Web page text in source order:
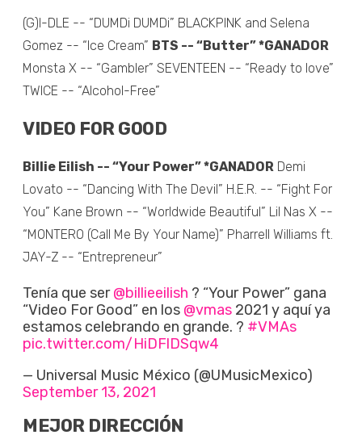
(G)I-DLE -- “DUMDi DUMDi” BLACKPINK and Selena
Gomez -- “Ice Cream” BTS -- “Butter” *GANADOR
Monsta X -- “Gambler” SEVENTEEN -- “Ready to love”
TWICE -- “Alcohol-Free”
VIDEO FOR GOOD
Billie Eilish -- “Your Power” *GANADOR Demi
Lovato -- “Dancing With The Devil” H.E.R. -- “Fight For
You” Kane Brown -- “Worldwide Beautiful” Lil Nas X --
“MONTERO (Call Me By Your Name)” Pharrell Williams ft.
JAY-Z -- “Entrepreneur”
Tenía que ser@billieeilish ? “Your Power” gana
“Video For Good” en los @vmas 2021 y aquí ya
estamos celebrando en grande. ? #VMAs
pic.twitter.com/HiDFlDSqw4
— Universal Music México (@UMusicMexico)
September 13, 2021
MEJOR DIRECCIÓN